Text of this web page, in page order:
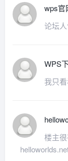
wps官
论坛
WPS
我只
楼主